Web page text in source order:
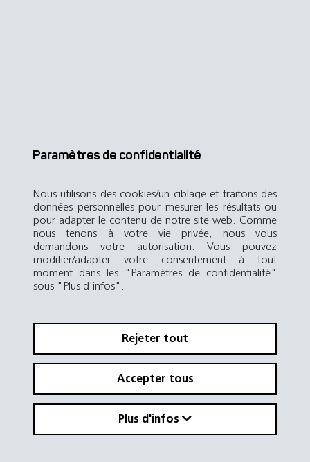
Paramètres de confidentialité
Nous utilisons des cookies/un ciblage et traitons des
données personnelles pour mesurer les résultats ou
pour adapter le contenu de notre site web. Comme
nous tenons à votre vie privée, nous vous
demandons votre autorisation. Vous pouvez
modifier/adapter votre consentement à tout
moment dans les "Paramètres de confidentialité"
sous "Plus d'infos".
Rejeter tout
Accepter tous
Plus d'infos